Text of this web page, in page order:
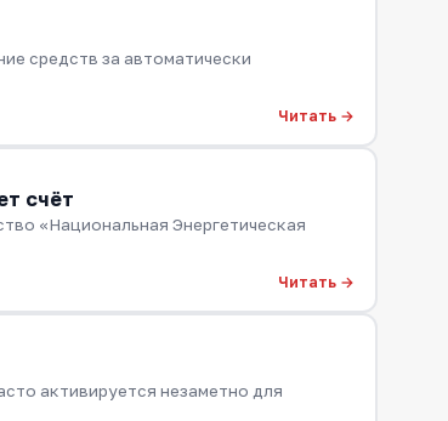
средств за автоматически
Читать →
счёт
«Национальная Энергетическая
Читать →
активируется незаметно для